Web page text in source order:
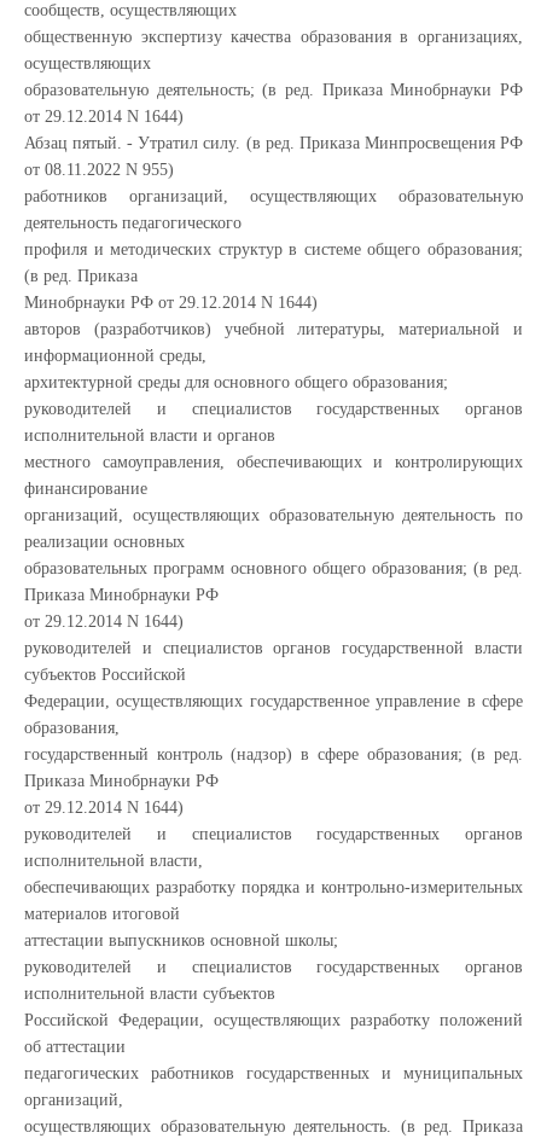
сообществ, осуществляющих
общественную экспертизу качества образования в организациях,
осуществляющих
образовательную деятельность; (в ред. Приказа Минобрнауки РФ
от 29.12.2014 N 1644)
Абзац пятый. - Утратил силу. (в ред. Приказа Минпросвещения РФ
от 08.11.2022 N 955)
работников организаций, осуществляющих образовательную
деятельность педагогического
профиля и методических структур в системе общего образования;
(в ред. Приказа
Минобрнауки РФ от 29.12.2014 N 1644)
авторов (разработчиков) учебной литературы, материальной и
информационной среды,
архитектурной среды для основного общего образования;
руководителей и специалистов государственных органов
исполнительной власти и органов
местного самоуправления, обеспечивающих и контролирующих
финансирование
организаций, осуществляющих образовательную деятельность по
реализации основных
образовательных программ основного общего образования; (в ред.
Приказа Минобрнауки РФ
от 29.12.2014 N 1644)
руководителей и специалистов органов государственной власти
субъектов Российской
Федерации, осуществляющих государственное управление в сфере
образования,
государственный контроль (надзор) в сфере образования; (в ред.
Приказа Минобрнауки РФ
от 29.12.2014 N 1644)
руководителей и специалистов государственных органов
исполнительной власти,
обеспечивающих разработку порядка и контрольно-измерительных
материалов итоговой
аттестации выпускников основной школы;
руководителей и специалистов государственных органов
исполнительной власти субъектов
Российской Федерации, осуществляющих разработку положений
об аттестации
педагогических работников государственных и муниципальных
организаций,
осуществляющих образовательную деятельность. (в ред. Приказа